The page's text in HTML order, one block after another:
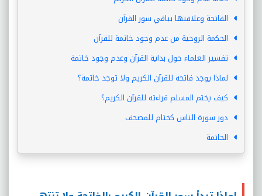
الفاتحة وعلاقتها بباقي سور القرآن
الحكمة الروحية من عدم وجود خاتمة للقرآن
تفسير العلماء حول بداية القرآن وعدم وجود خاتمة
لماذا يوجد فاتحة للقرآن الكريم ولا توجد خاتمة؟
كيف يختم المسلم قراءته للقرآن الكريم؟
دور سورة الناس كختام للمصحف
الخاتمة